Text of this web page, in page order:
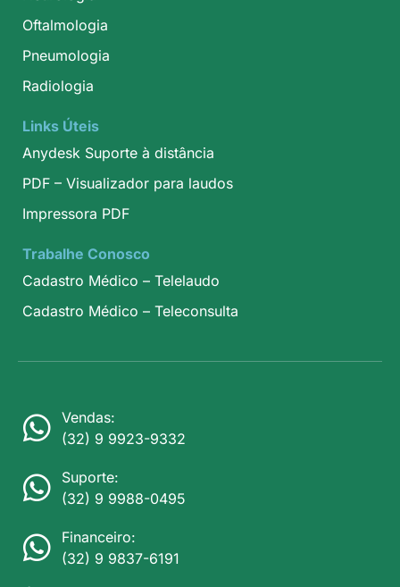
Oftalmologia
Pneumologia
Radiologia
Links Úteis
Anydesk Suporte à distância
PDF – Visualizador para laudos
Impressora PDF
Trabalhe Conosco
Cadastro Médico – Telelaudo
Cadastro Médico – Teleconsulta
Vendas:
(32) 9 9923-9332
Suporte:
(32) 9 9988-0495
Financeiro:
(32) 9 9837-6191